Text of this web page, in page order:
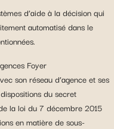
d’aide à la décision qui
automatisé dans le
Foyer
son réseau d’agence et ses
du secret
la loi du 7 décembre 2015
en matière de sous-